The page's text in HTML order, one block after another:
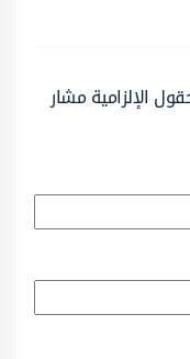
الإلزامية مشار